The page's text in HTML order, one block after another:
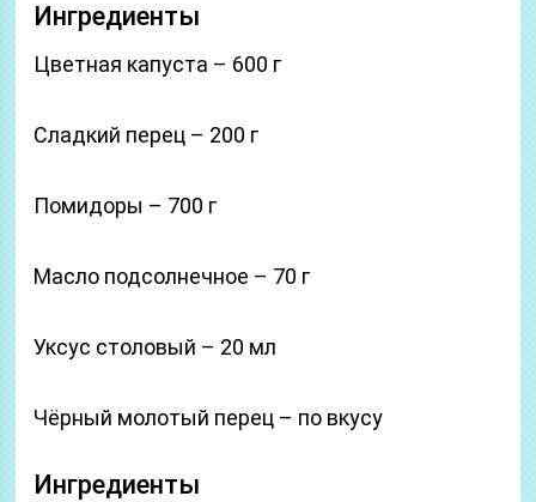
Ингредиенты
Цветная капуста – 600 г
Сладкий перец – 200 г
Помидоры – 700 г
Масло подсолнечное – 70 г
Уксус столовый – 20 мл
Чёрный молотый перец – по вкусу
Ингредиенты